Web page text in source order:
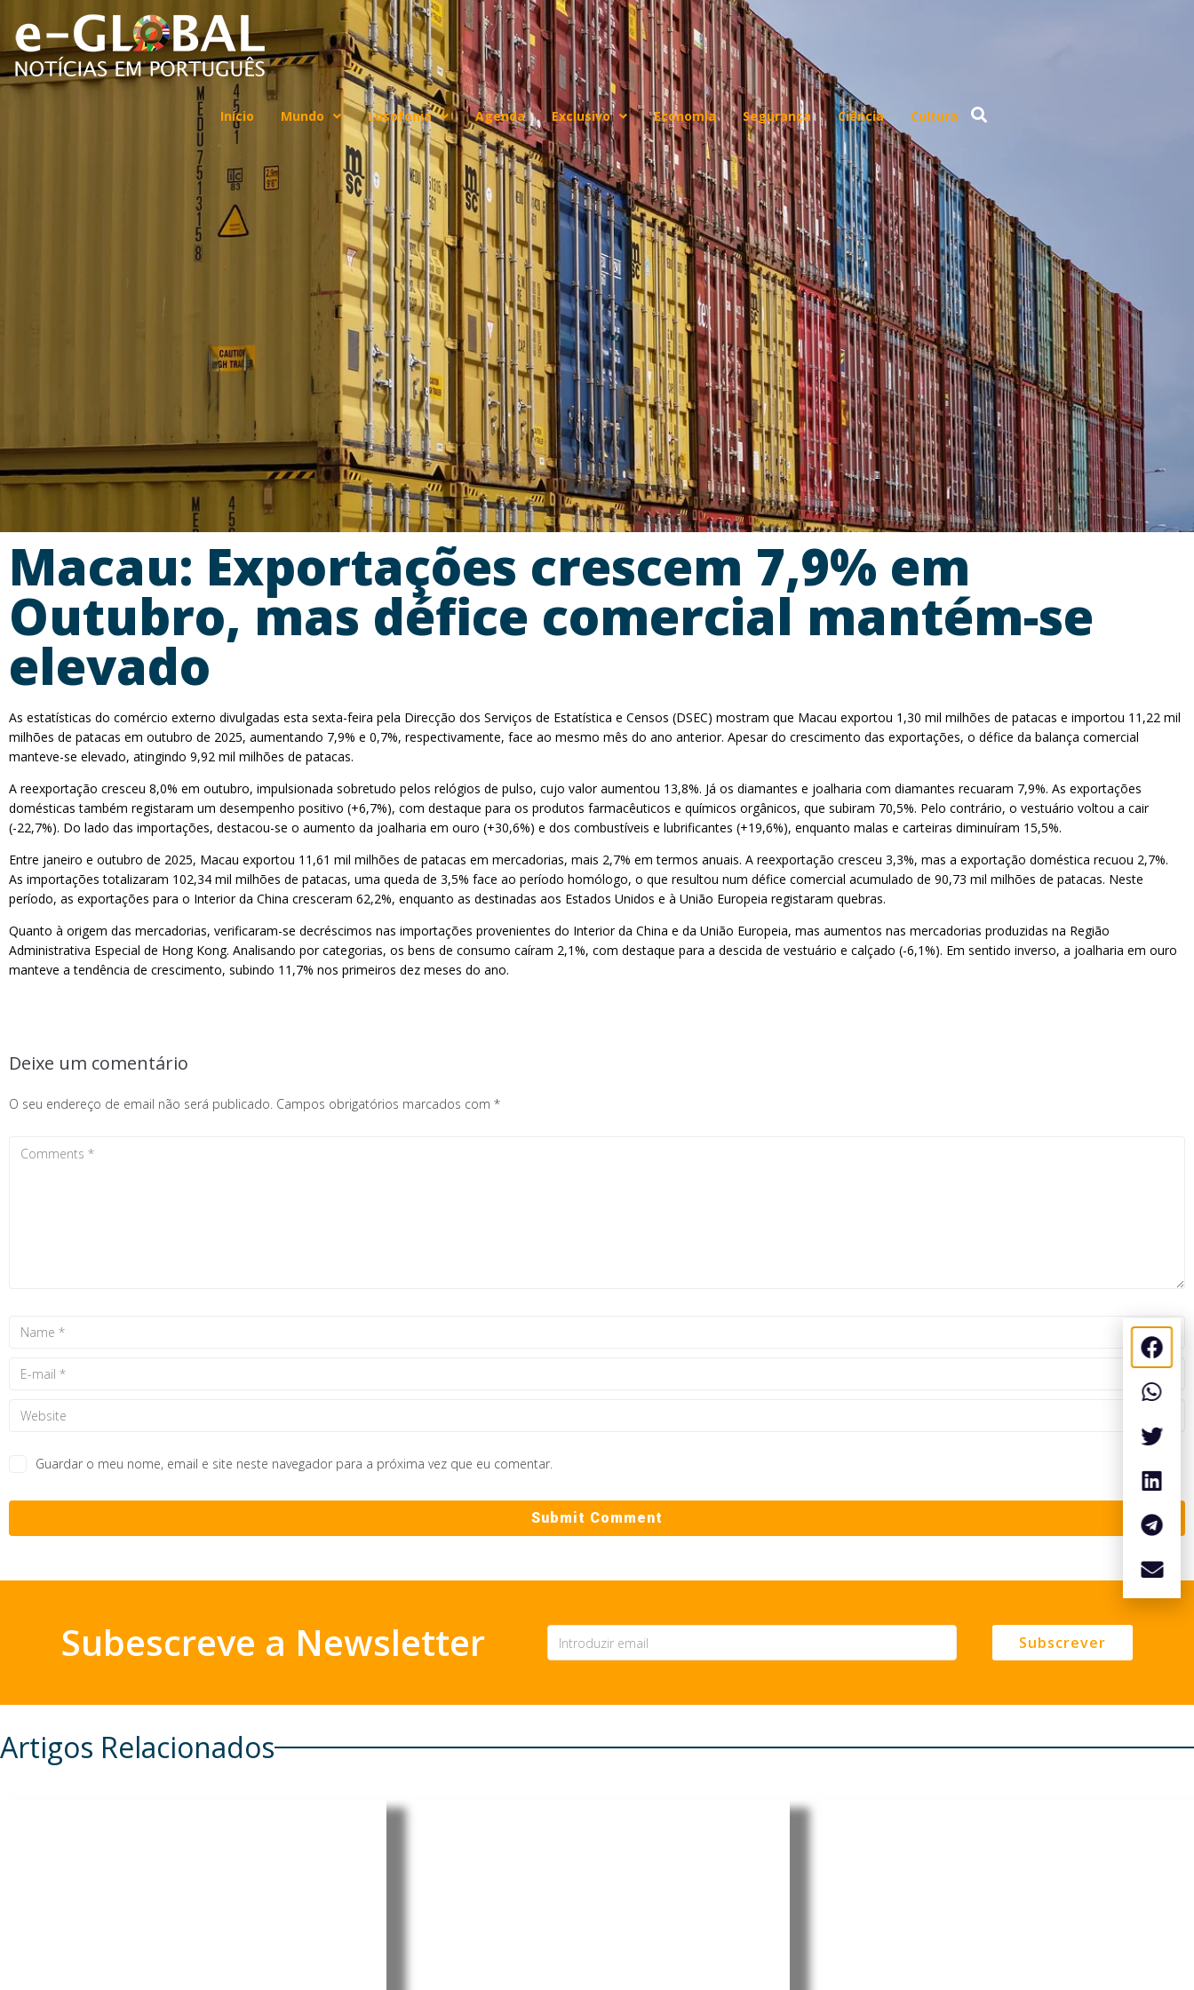
Início Mundo Lusofonia Agenda Exclusivo Economia Segurança Ciência Cultura
Macau: Exportações crescem 7,9% em
Outubro, mas défice comercial mantém-se
elevado
As estatísticas do comércio externo divulgadas esta sexta-feira pela Direcção dos Serviços de Estatística e Censos (DSEC) mostram que Macau exportou 1,30 mil milhões de patacas e importou 11,22 mil
milhões de patacas em outubro de 2025, aumentando 7,9% e 0,7%, respectivamente, face ao mesmo mês do ano anterior. Apesar do crescimento das exportações, o défice da balança comercial
manteve-se elevado, atingindo 9,92 mil milhões de patacas.
A reexportação cresceu 8,0% em outubro, impulsionada sobretudo pelos relógios de pulso, cujo valor aumentou 13,8%. Já os diamantes e joalharia com diamantes recuaram 7,9%. As exportações
domésticas também registaram um desempenho positivo (+6,7%), com destaque para os produtos farmacêuticos e químicos orgânicos, que subiram 70,5%. Pelo contrário, o vestuário voltou a cair
(-22,7%). Do lado das importações, destacou-se o aumento da joalharia em ouro (+30,6%) e dos combustíveis e lubrificantes (+19,6%), enquanto malas e carteiras diminuíram 15,5%.
Entre janeiro e outubro de 2025, Macau exportou 11,61 mil milhões de patacas em mercadorias, mais 2,7% em termos anuais. A reexportação cresceu 3,3%, mas a exportação doméstica recuou 2,7%.
As importações totalizaram 102,34 mil milhões de patacas, uma queda de 3,5% face ao período homólogo, o que resultou num défice comercial acumulado de 90,73 mil milhões de patacas. Neste
período, as exportações para o Interior da China cresceram 62,2%, enquanto as destinadas aos Estados Unidos e à União Europeia registaram quebras.
Quanto à origem das mercadorias, verificaram-se decréscimos nas importações provenientes do Interior da China e da União Europeia, mas aumentos nas mercadorias produzidas na Região
Administrativa Especial de Hong Kong. Analisando por categorias, os bens de consumo caíram 2,1%, com destaque para a descida de vestuário e calçado (-6,1%). Em sentido inverso, a joalharia em ouro
manteve a tendência de crescimento, subindo 11,7% nos primeiros dez meses do ano.
Deixe um comentário
O seu endereço de email não será publicado. Campos obrigatórios marcados com *
Guardar o meu nome, email e site neste navegador para a próxima vez que eu comentar.
Subescreve a Newsletter Subscrever
Artigos Relacionados